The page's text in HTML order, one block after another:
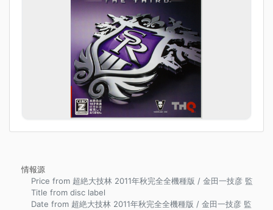
情報源
Price from 超絶大技林 2011年秋完全全機種版 / 金田一技彦 監
Title from disc label
Date from 超絶大技林 2011年秋完全全機種版 / 金田一技彦 監